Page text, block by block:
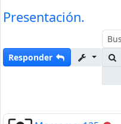
Presentación.
Responder